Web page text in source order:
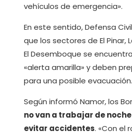
vehículos de emergencia».
En este sentido, Defensa
que los sectores de El Pinar,
El Desemboque se
«alerta amarilla» y deben
para una posible evacuación.
Según informó Namor, los
no van a trabajar de
evitar accidentes. «Con el